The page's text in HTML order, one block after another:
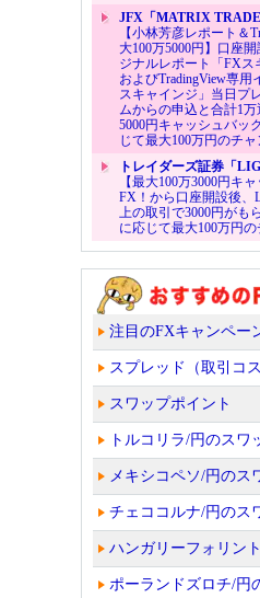
JFX「MATRIX
【小林芳彦レポート＆
大100万5000円】口座
ジナルレポート「FXス
およびTradingView専
スキャインジ」当日プ
ムからの申込と合計1
5000円キャッシュバッ
じて最大100万円のチャ
トレイダーズ証券「
【最大100万3000円キ
FX！から口座開設後、
上の取引で3000円がも
に応じて最大100万円の
注目のFXキャンペー
スプレッド（取引コス
スワップポイント
トルコリラ/円のスワ
メキシコペソ/円のス
チェココルナ/円のス
ハンガリーフォリン
ポーランドズロチ/円